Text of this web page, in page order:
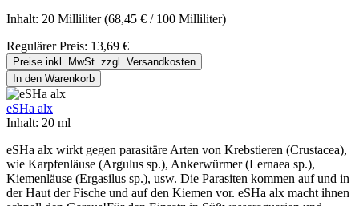
Inhalt: 20 Milliliter(68,45 € / 100 Milliliter)
Regulärer Preis: 13,69 €
Preise inkl. MwSt. zzgl. Versandkosten
In den Warenkorb
eSHa alx
Inhalt: 20 ml
eSHa alx wirkt gegen parasitäre Arten von Krebstieren (Crustacea),
wie Karpfenläuse (Argulus sp.), Ankerwürmer (Lernaea sp.),
Kiemenläuse (Ergasilus sp.), usw. Die Parasiten kommen auf und in
der Haut der Fische und auf den Kiemen vor. eSHa alx macht ihnen